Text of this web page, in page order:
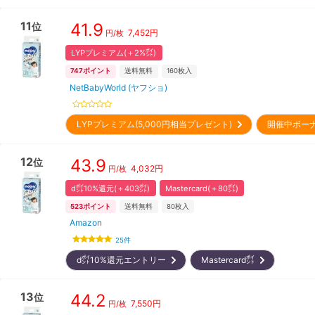
11位 41.9 円/枚 7,452円
LYPプレミアム(＋2%㌽)
747ポイント 送料無料 160枚入
NetBabyWorld (ヤフショ)
LYPプレミアム(5,000円相当プレゼント) 開催中ボー
12位 43.9 円/枚 4,032円
d㌽10%還元(＋403㌽) Mastercard(＋80㌽)
523ポイント 送料無料 80枚入
Amazon
25件
d㌽10%還元エントリー Mastercard㌽
13位 44.2 円/枚 7,550円